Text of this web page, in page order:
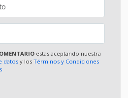
estas aceptando nuestra
datos y los Términos y Condiciones